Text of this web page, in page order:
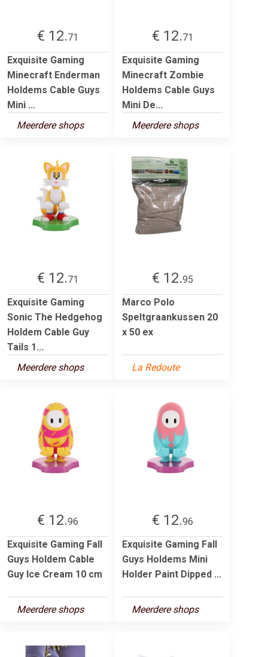
€ 12.71
Exquisite Gaming
Minecraft Enderman
Holdems Cable Guys
Mini ...
Meerdere shops
€ 12.71
Exquisite Gaming
Minecraft Zombie
Holdems Cable Guys
Mini De...
Meerdere shops
€ 12.71
Exquisite Gaming
Sonic The Hedgehog
Holdem Cable Guy
Tails 1...
Meerdere shops
€ 12.95
Marco Polo
Speltgraankussen 20
x 50 ex
La Redoute
€ 12.96
Exquisite Gaming Fall
Guys Holdem Cable
Guy Ice Cream 10 cm
Meerdere shops
€ 12.96
Exquisite Gaming Fall
Guys Holdems Mini
Holder Paint Dipped ...
Meerdere shops